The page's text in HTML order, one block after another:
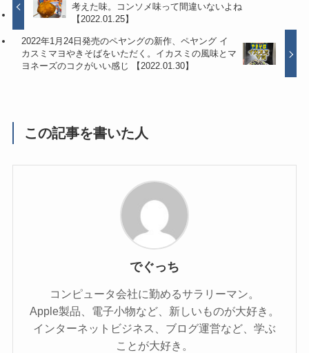
考えた味。コンソメ味って間違いないよね
【2022.01.25】
2022年1月24日発売のペヤングの新作、ペヤング イ
カスミマヨやきそばをいただく。イカスミの風味とマ
ヨネーズのコクがいい感じ 【2022.01.30】
この記事を書いた人
でぐっち
コンピュータ会社に勤めるサラリーマン。
Apple製品、電子小物など、新しいものが大好き。
インターネットビジネス、ブログ運営など、学ぶ
ことが大好き。